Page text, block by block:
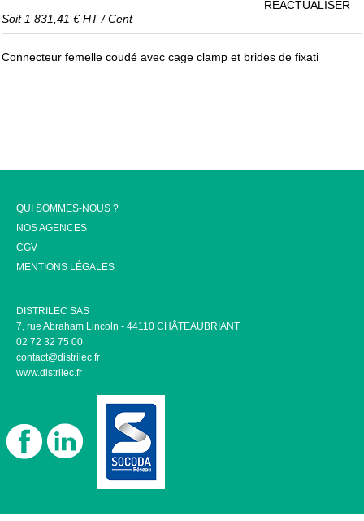
Soit 1 831,41 € HT/Cent
RÉACTUALISER
Connecteur femelle coudé avec cage clamp et brides de fixati
QUI SOMMES-NOUS ?
NOS AGENCES
CGV
MENTIONS LÉGALES
DISTRILEC SAS
7, rue Abraham Lincoln - 44110 CHÂTEAUBRIANT
02 72 32 75 00
contact@distrilec.fr
www.distrilec.fr